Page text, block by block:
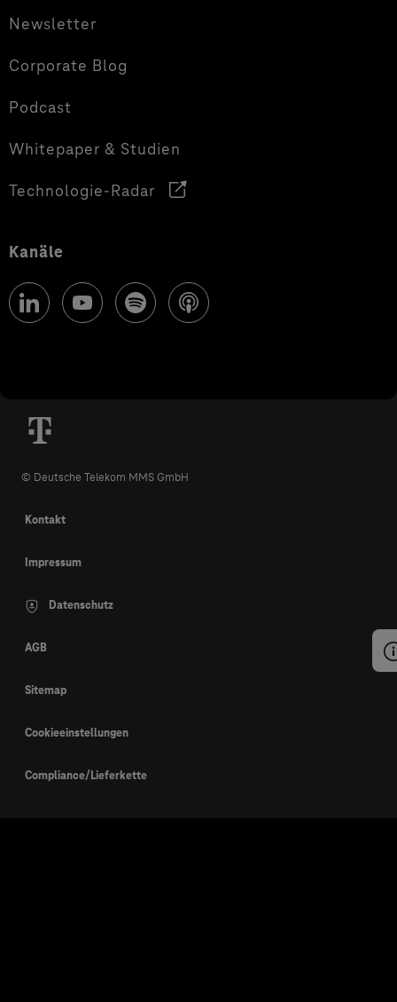
Newsletter
Corporate Blog
Podcast
Whitepaper & Studien
Technologie-Radar
Kanäle
© Deutsche Telekom MMS GmbH
Kontakt
Impressum
Datenschutz
AGB
Sitemap
Cookieeinstellungen
Compliance/Lieferkette